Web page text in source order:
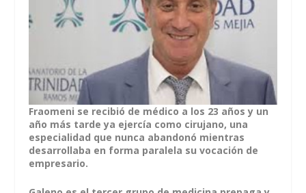
Fraomeni se recibió de médico a los 23 años y un
año más tarde ya ejercía como cirujano, una
especialidad que nunca abandonó mientras
desarrollaba en forma paralela su vocación de
empresario.